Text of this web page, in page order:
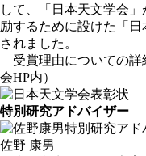
して、「日本天文学会
励するために設けた「
されました。
受賞理由についての詳
会HP内）
特別研究アドバイザー
佐野 康男